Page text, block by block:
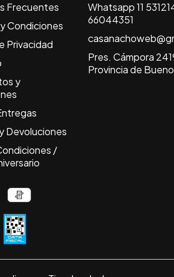
Frecuentes
Condiciones
Privacidad
y
Devoluciones
/
Whatsapp 11
66044351
Pres. Cámpora
Provincia de